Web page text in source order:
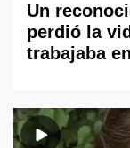
Un
perdió la
trabajaba